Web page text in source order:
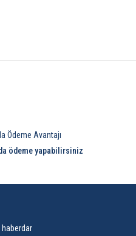
Ödeme Avantajı
ödeme yapabilirsiniz